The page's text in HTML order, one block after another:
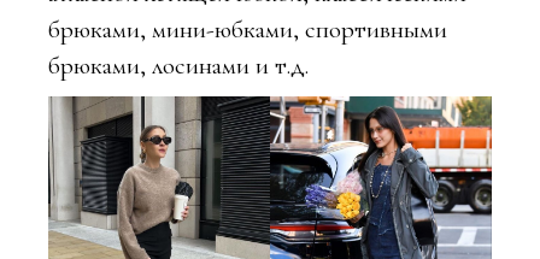
брюками, мини-юбками, спортивными
брюками, лосинами и т.д.